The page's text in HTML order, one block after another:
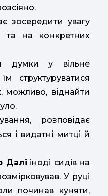
зосередити увагу
та на конкретних
думки у вільне
структуруватися
можливо, віднайти
розповідає
і видатні митці й
Далі іноді сидів на
У руці
починав куняти,